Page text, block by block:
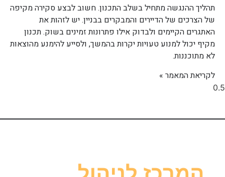
תהליך ההנגשה מתחיל בשלב התכנון. חשוב לבצע סקירה מקיפה
של הצרכים של הדיירים והמבקרים בבניין. יש לזהות את
האתגרים הקיימים ולבדוק אילו פתרונות זמינים בשוק. תכנון
מקיף יכול למנוע טעויות יקרות בהמשך, ולסייע להימנע מהוצאות
לא מתוכננות.
לקריאת המאמר »